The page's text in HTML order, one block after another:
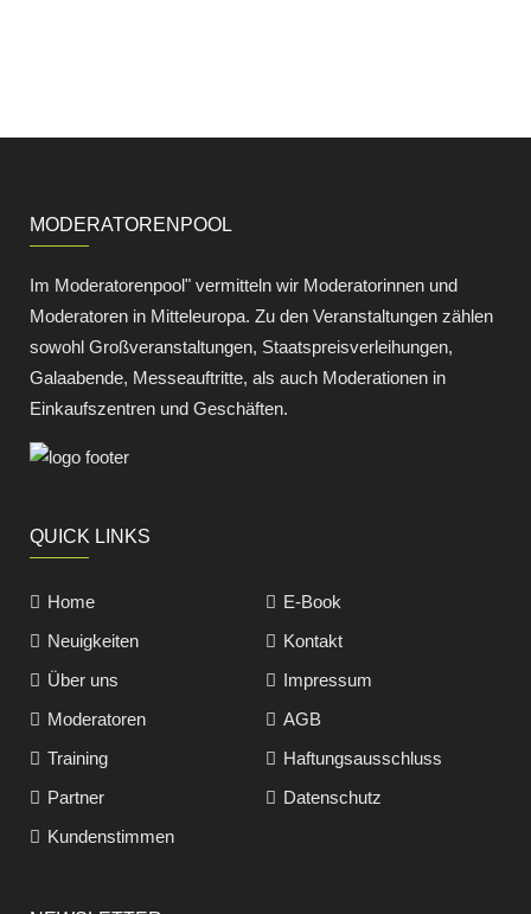
MODERATORENPOOL
Im Moderatorenpool" vermitteln wir Moderatorinnen und
Moderatoren in Mitteleuropa. Zu den Veranstaltungen zählen
sowohl Großveranstaltungen, Staatspreisverleihungen,
Galaabende, Messeauftritte, als auch Moderationen in
Einkaufszentren und Geschäften.
QUICK LINKS
Home
E-Book
Neuigkeiten
Kontakt
Über uns
Impressum
Moderatoren
AGB
Training
Haftungsausschluss
Partner
Datenschutz
Kundenstimmen